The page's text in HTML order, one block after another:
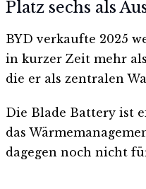
Platz sechs als
BYD verkaufte 2025
in kurzer Zeit mehr
die er als zentralen
Die Blade Battery ist
das
dagegen noch nicht